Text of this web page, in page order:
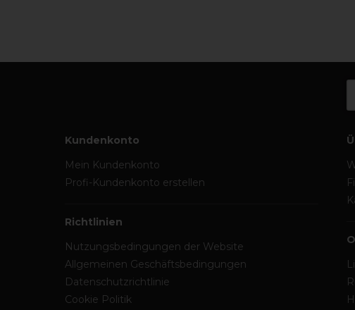
Kundenkonto
Mein Kundenkonto
Profi-Kundenkonto erstellen
Richtlinien
Nutzungsbedingungen der Website
Allgemeinen Geschäftsbedingungen
Datenschutzrichtlinie
Cookie Politik